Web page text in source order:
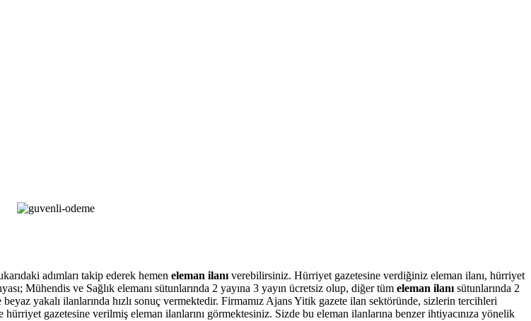
adımları takip ederek hemen eleman ilanı verebilirsiniz. Hürriyet gazetesine verdiğiniz eleman ilanı, hürriyet
Mühendis ve Sağlık elemanı sütunlarında 2 yayına 3 yayın ücretsiz olup, diğer tüm eleman ilanı sütunlarında 2
yakalı ilanlarında hızlı sonuç vermektedir. Firmamız Ajans Yitik gazete ilan sektöründe, sizlerin tercihleri
gazetesine verilmiş eleman ilanlarını görmektesiniz. Sizde bu eleman ilanlarına benzer ihtiyacınıza yönelik